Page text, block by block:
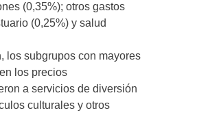
(0,35%); otros gastos
(0,25%) y salud
los subgrupos con mayores
los precios
a servicios de diversión
culturales y otros